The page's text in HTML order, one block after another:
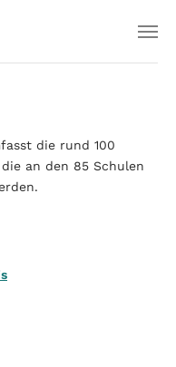
die rund 100
an den 85 Schulen